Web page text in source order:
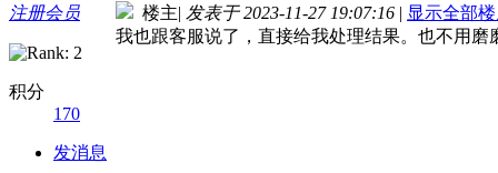
注册会员
积分
170
发消息
楼主| 发表于 2023-11-27 19:07:16 | 显示全部
我也跟客服说了，直接给我处理结果。也不用